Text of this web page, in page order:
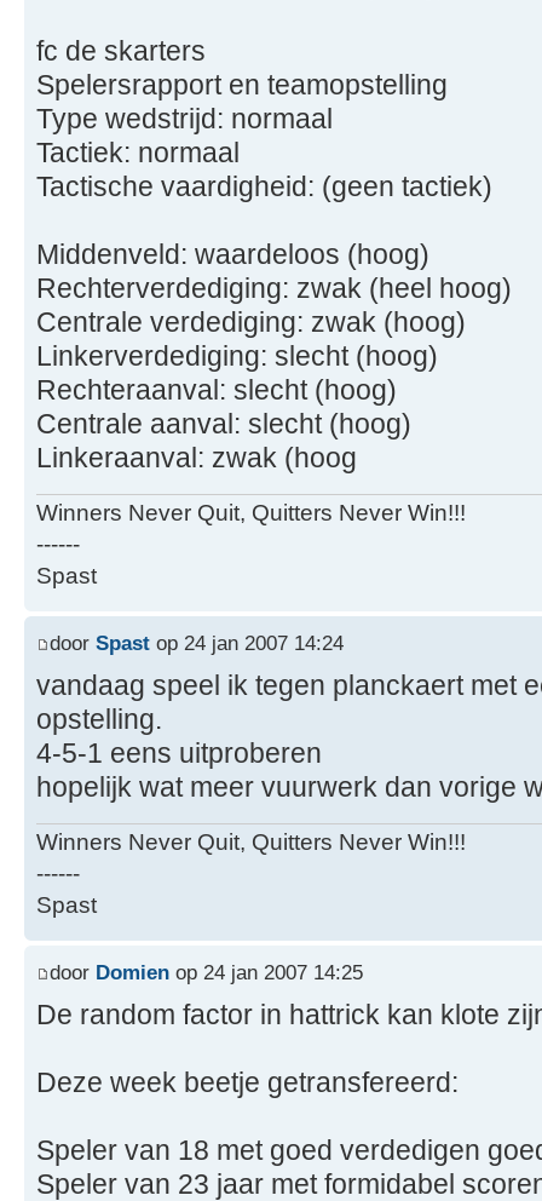
fc de skarters
Spelersrapport en teamopstelling
Type wedstrijd: normaal
Tactiek: normaal
Tactische vaardigheid: (geen tactiek)
Middenveld: waardeloos (hoog)
Rechterverdediging: zwak (heel hoog)
Centrale verdediging: zwak (hoog)
Linkerverdediging: slecht (hoog)
Rechteraanval: slecht (hoog)
Centrale aanval: slecht (hoog)
Linkeraanval: zwak (hoog
Winners Never Quit, Quitters Never Win!!!
------
Spast
door Spast op 24 jan 2007 14:24
vandaag speel ik tegen planckaert met
opstelling.
4-5-1 eens uitproberen
hopelijk wat meer vuurwerk dan vorige
Winners Never Quit, Quitters Never Win!!!
------
Spast
door Domien op 24 jan 2007 14:25
De random factor in hattrick kan klote
Deze week beetje getransfereerd:
Speler van 18 met goed verdedigen
Speler van 23 jaar met formidabel